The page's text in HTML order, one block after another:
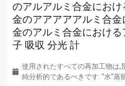
のアルアルミ合金にお
金のアアアアアルミ合
金のアルミ合金におけ
子 吸収 分光 計
使用されたすべての再加工物は,
純分析的であるべきです. “水”蒸